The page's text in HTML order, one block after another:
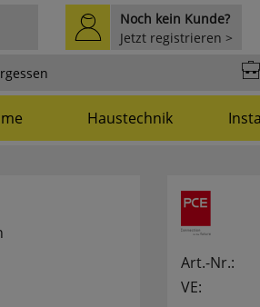
Noch kein Kunde?
Jetzt registrieren >
Haustechnik
Art.-Nr.:
VE: